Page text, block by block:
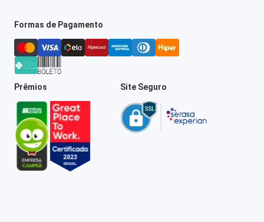
Formas de Pagamento
Prêmios Site Seguro